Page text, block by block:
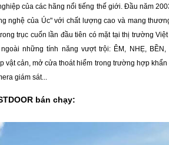
của các hãng nổi tiếng thế giới. Đầu năm
nghệ của Úc" với chất lượng cao và mang
trục cuốn lần đầu tiên có mặt tại thị trường
ngoài những tính năng vượt trội: ÊM , NHẸ, BỀN ,
vật cản, mở cửa thoát hiểm trong trường hợp
giám sát...
bán chạy: